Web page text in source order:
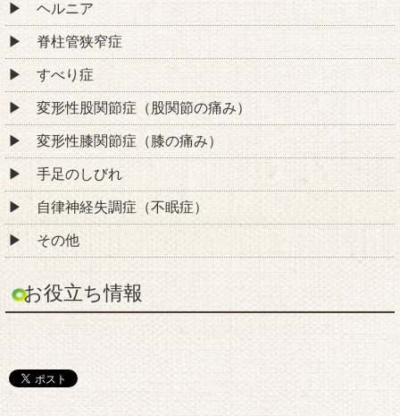
ヘルニア
脊柱管狭窄症
すべり症
変形性股関節症（股関節の痛み）
変形性膝関節症（膝の痛み）
手足のしびれ
自律神経失調症（不眠症）
その他
お役立ち情報